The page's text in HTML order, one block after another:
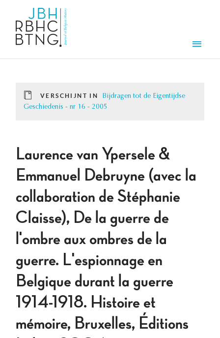
VERSCHIJNT IN
Bijdragen tot de Eigentijdse
Geschiedenis - nr 16 - 2005
Laurence van Ypersele &
Emmanuel Debruyne (avec la
collaboration de Stéphanie
Claisse), De la guerre de
l'ombre aux ombres de la
guerre. L'espionnage en
Belgique durant la guerre
1914-1918. Histoire et
mémoire, Bruxelles, Éditions